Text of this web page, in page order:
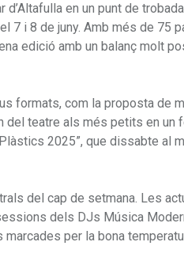
en un punt de
i 8 de juny. Amb més de 75
edició amb un balanç molt
formats, com la proposta de
del teatre als més petits en
2025”, que dissabte al
del cap de setmana. Les
dels DJs Música
per la bona